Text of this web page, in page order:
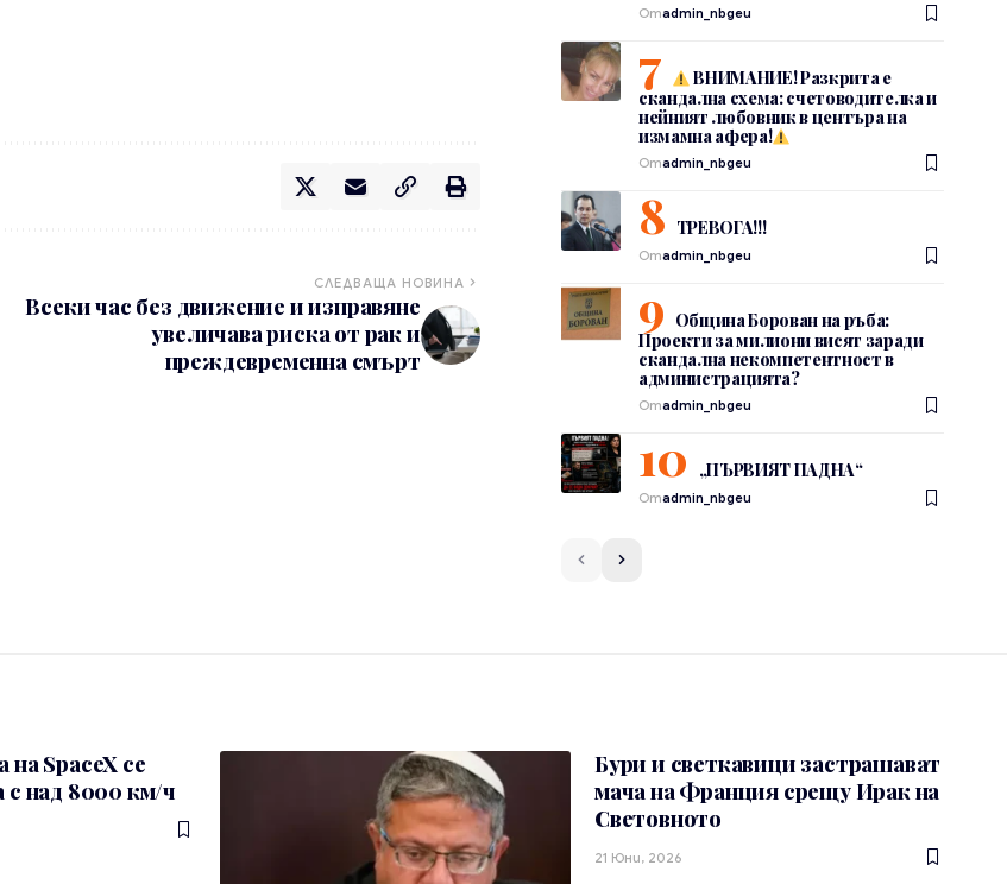
СЛЕДВАЩА НОВИНА
Всеки час без движение и изправяне
увеличава риска от рак и
преждевременна смърт
Отadmin_nbgeu
ВНИМАНИЕ! Разкрита е
скандална схема: счетоводителка и
нейният любовник в центъра на
измамна афера!
Отadmin_nbgeu
ТРЕВОГА!!!
Отadmin_nbgeu
Община Борован на ръба:
Проекти за милиони висят заради
скандална некомпетентност в
администрацията?
Отadmin_nbgeu
„ПЪРВИЯТ ПАДНА“
Отadmin_nbgeu
на SpaceX се
с над 8000 км/ч
Бури и светкавици застрашават
мача на Франция срещу Ирак на
Световното
21 Юни, 2026